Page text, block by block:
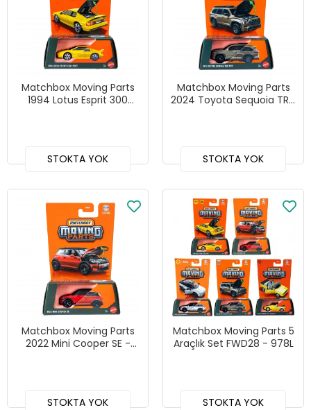
Matchbox Moving Parts
1994 Lotus Esprit 300
STOKTA YOK
Matchbox Moving Parts
2024 Toyota Sequoia TRD
STOKTA YOK
Matchbox Moving Parts
2022 Mini Cooper SE -
STOKTA YOK
Matchbox Moving Parts 5
Araçlık Set FWD28 - 978L
STOKTA YOK